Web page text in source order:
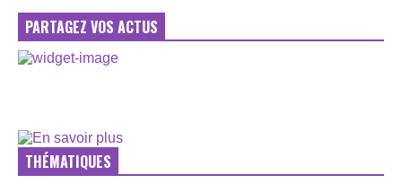
PARTAGEZ VOS ACTUS
THÉMATIQUES